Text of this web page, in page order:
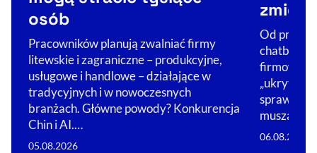
osób
Pracowników planują zwalniać firmy
litewskie i zagraniczne – produkcyjne,
usługowe i handlowe – działające w
tradycyjnych i w nowoczesnych
branżach. Główne powody? Konkurencja
Chin i AI.…
05.08.2026
Od
„ukryta”
sprawą
muszą ją
06.08.2026